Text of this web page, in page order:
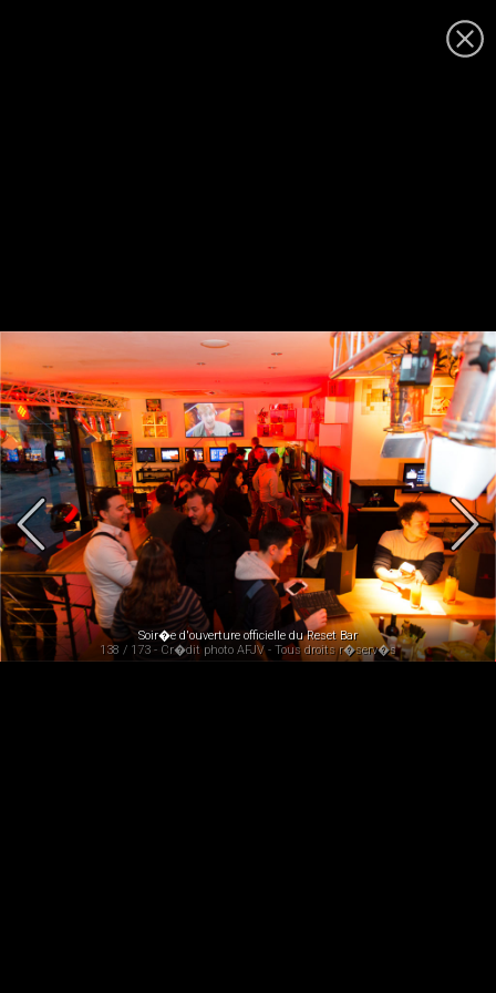
Soir�e d'ouverture officielle du Reset Bar
138 / 173 - Cr�dit photo AFJV - Tous droits r�serv�s